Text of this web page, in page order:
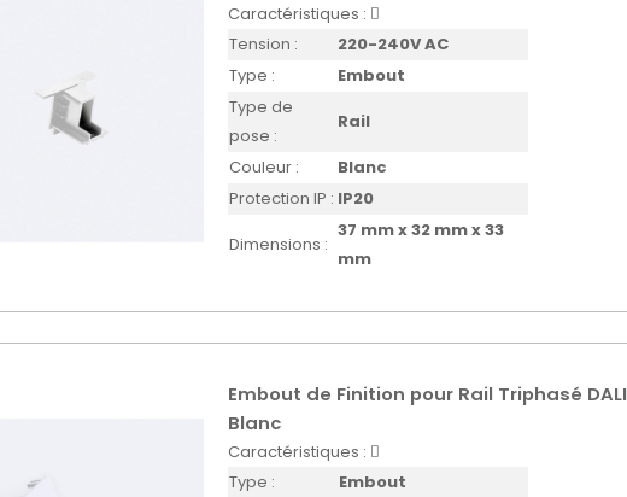
Caractéristiques :
Tension :
220-240V AC
Type :
Embout
Type de
pose :
Rail
Couleur :
Blanc
Protection IP : IP20
Dimensions :
37 mm x 32 mm x 33
mm
Embout de Finition pour Rail Triphasé DALI
Blanc
Caractéristiques :
Type :
Embout